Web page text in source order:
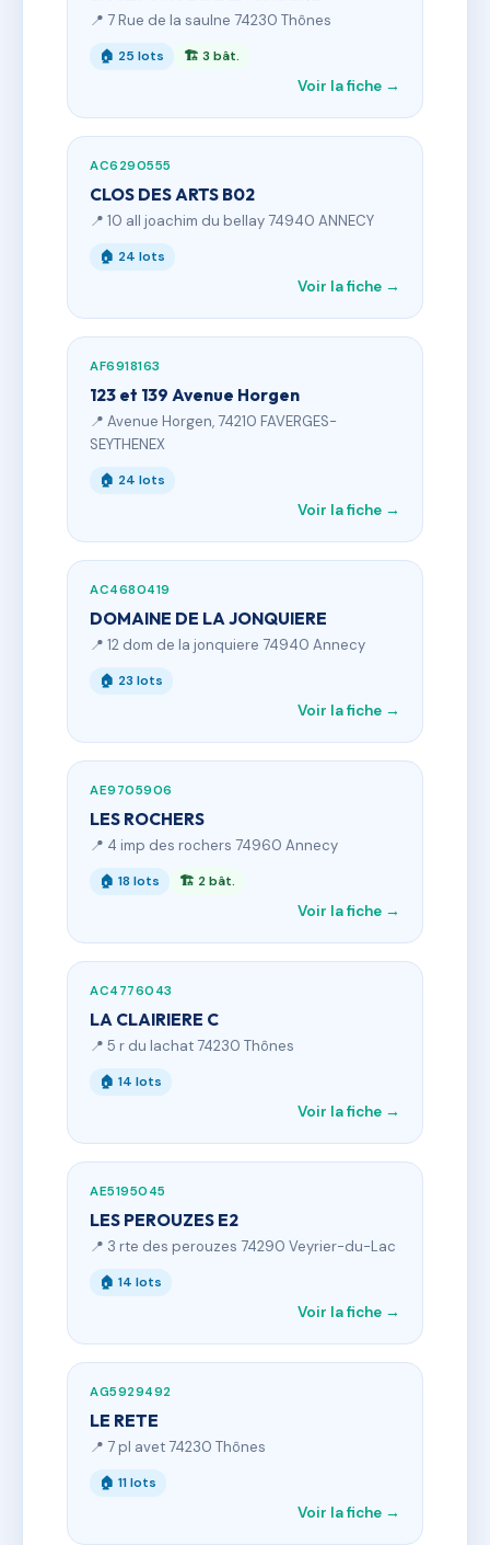
📍 7 Rue de la saulne 74230 Thônes
🏠 25 lots 🏗 3 bât.
Voir la fiche →
AC6290555
CLOS DES ARTS B02
📍 10 all joachim du bellay 74940 ANNECY
🏠 24 lots
Voir la fiche →
AF6918163
123 et 139 Avenue Horgen
📍 Avenue Horgen, 74210 FAVERGES-
SEYTHENEX
🏠 24 lots
Voir la fiche →
AC4680419
DOMAINE DE LA JONQUIERE
📍 12 dom de la jonquiere 74940 Annecy
🏠 23 lots
Voir la fiche →
AE9705906
LES ROCHERS
📍 4 imp des rochers 74960 Annecy
🏠 18 lots 🏗 2 bât.
Voir la fiche →
AC4776043
LA CLAIRIERE C
📍 5 r du lachat 74230 Thônes
🏠 14 lots
Voir la fiche →
AE5195045
LES PEROUZES E2
📍 3 rte des perouzes 74290 Veyrier-du-Lac
🏠 14 lots
Voir la fiche →
AG5929492
LE RETE
📍 7 pl avet 74230 Thônes
🏠 11 lots
Voir la fiche →